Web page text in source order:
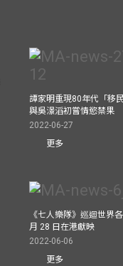
譚家明重現80年代「移
與吳澋滔初嘗情慾禁果
2022-06-27
更多
《七人樂隊》巡迴世界
月 28 日在港獻映
2022-06-06
更多